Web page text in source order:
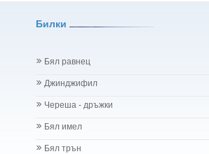
Билки
Бял равнец
Джинджифил
Череша - дръжки
Бял имел
Бял трън